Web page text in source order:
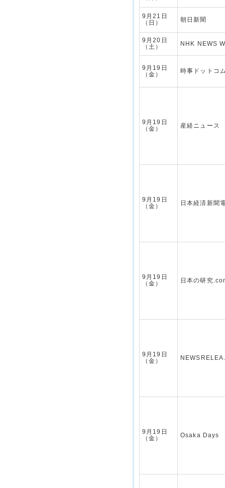
9月21日
（日）
朝日新聞
9月20日
（土）
NHK NEWS
9月19日
（金）
時事ドットコ
9月19日
（金）
産経ニュース
9月19日
（金）
日本経済新聞
9月19日
（金）
日本の研究
9月19日
（金）
9月19日
（金）
Osaka Days